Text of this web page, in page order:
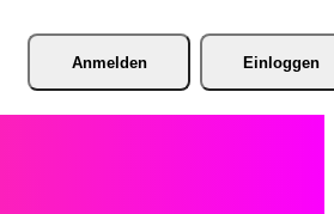
Anmelden Einloggen